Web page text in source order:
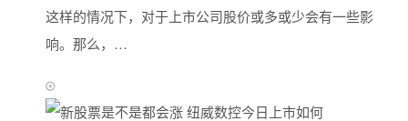
这样的情况下，对于上市公司股价或多或少会有一些影
响。那么，…